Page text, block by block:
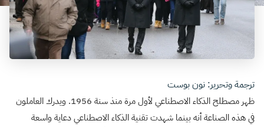
ترجمة وتحرير: نون بوست
ظهر مصطلح الذكاء الاصطناعي لأول مرة منذ سنة 1956. ويدرك العاملون
في هذه الصناعة أنه بينما شهدت تقنية الذكاء الاصطناعي دعاية واسعة